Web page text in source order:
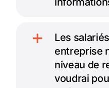
Les
entreprise
niveau de
voudrai